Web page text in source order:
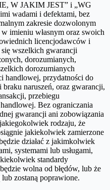
W JAKIM JEST” i „WG
wadami i defektami, bez
zakresie dozwolonym
imieniu własnym oraz swoich
licencjodawców i
wszelkich gwarancji
dorozumianych,
dorozumianych
handlowej, przydatności do
braku naruszeń, oraz gwarancji,
przebiegu
Bez ograniczania
gwarancji ani zobowiązania
rodzaju, że
jakiekolwiek zamierzone
działać z jakimkolwiek
systemami lub usługami,
standardy
wolna od błędów, lub że
zostaną poprawione.